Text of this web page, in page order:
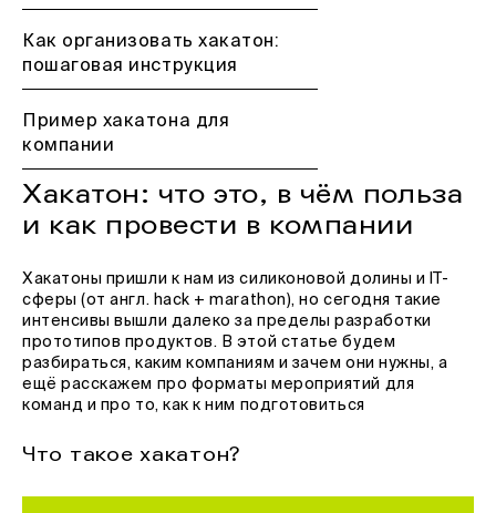
Как организовать хакатон:
пошаговая инструкция
Пример хакатона для
компании
Хакатон: что это, в чём польза
и как провести в компании
Хакатоны пришли к нам из силиконовой долины и IT-
сферы (от англ. hack + marathon), но сегодня такие
интенсивы вышли далеко за пределы разработки
прототипов продуктов. В этой статье будем
разбираться, каким компаниям и зачем они нужны, а
ещё расскажем про форматы мероприятий для
команд и про то, как к ним подготовиться
Что такое хакатон?